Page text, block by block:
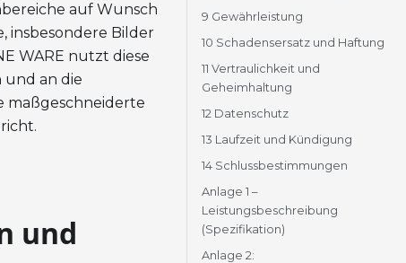
auf Wunsch
insbesondere Bilder
WARE nutzt diese
und an die
maßgeschneiderte
und
9 Gewährleistung
10 Schadensersatz und Haftung
11 Vertraulichkeit und
Geheimhaltung
12 Datenschutz
13 Laufzeit und Kündigung
14 Schlussbestimmungen
Anlage 1 –
Leistungsbeschreibung
(Spezifikation)
Anlage 2: